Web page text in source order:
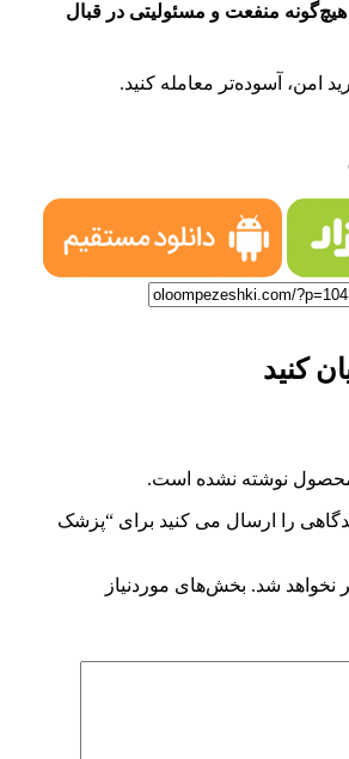
منفعت و مسئولیتی در قبال
امن، آسوده‌تر معامله کنید.
کنید
محصول نوشته نشده است.
را ارسال می کنید برای “پزشک
نخواهد شد. بخش‌های موردنیاز